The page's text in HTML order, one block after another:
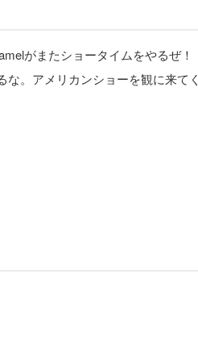
がまたショータイムをやるぜ！
。アメリカンショーを観に来てく